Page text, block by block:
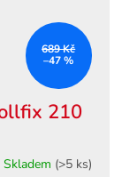
689 Kč
–47 %
210
Skladem (>5 ks)